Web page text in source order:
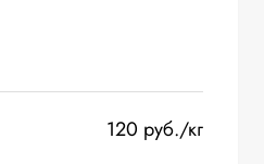
120 руб./кг